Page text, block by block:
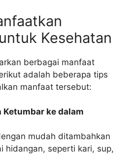
Kesehatan
berbagai manfaat
adalah beberapa tips
manfaat tersebut:
Ketumbar ke dalam
mudah ditambahkan
hidangan, seperti kari, sup,